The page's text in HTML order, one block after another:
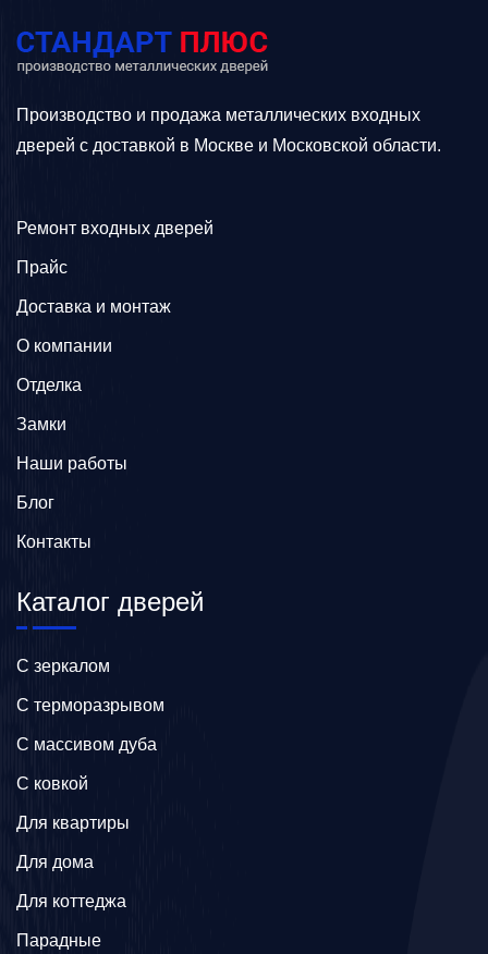
Производство и продажа металлических входных
дверей с доставкой в Москве и Московской области.
Ремонт входных дверей
Прайс
Доставка и монтаж
О компании
Отделка
Замки
Наши работы
Блог
Контакты
Каталог дверей
C зеркалом
C терморазрывом
C массивом дуба
C ковкой
Для квартиры
Для дома
Для коттеджа
Парадные